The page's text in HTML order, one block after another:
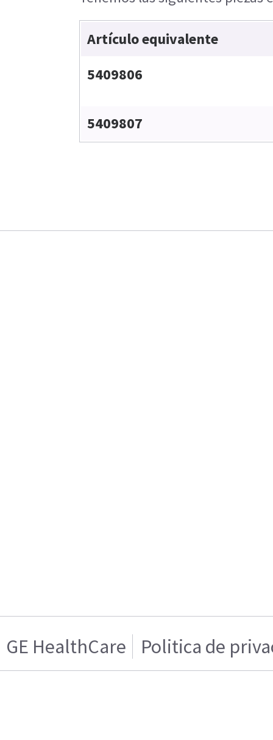
Artículo equivalente
5409806
5409807
GE HealthCare Politica de